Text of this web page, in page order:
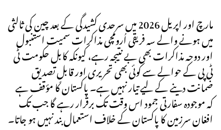
مارچ اور اپریل 2026 میں سرحدی کشیدگی کے بعد چین کی ثالثی
میں ہونے والے سہ فریقی اُرومچی مذاکرات سمیت استنبول
اور دوحہ مذاکرات بھی بے نتیجہ رہے، کیونکہ کابل حکومت ٹی
ٹی پی کے حوالے سے کوئی بھی تحریری اور قابلِ تصدیق
ضمانت دینے کے لیے تیار نہیں ہے۔ پاکستان کا مؤقف ہے
کہ موجودہ سفارتی جمود اس وقت تک برقرار رہے گا جب تک
افغان سرزمین کا پاکستان کے خلاف استعمال بند نہیں ہو جاتا۔